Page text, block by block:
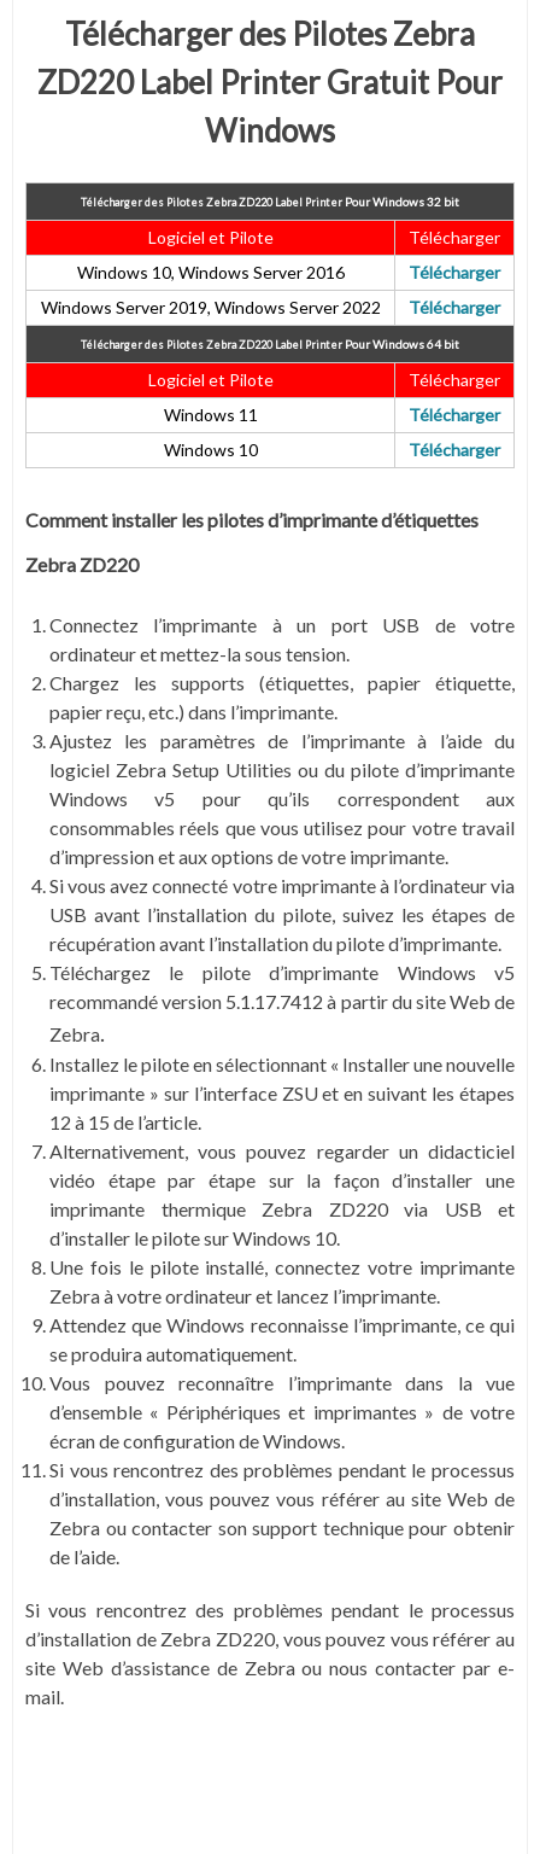
Télécharger des Pilotes Zebra
ZD220 Label Printer Gratuit Pour
Windows
Télécharger des Pilotes Zebra ZD220 Label Printer PourWindows 32 bit
Logiciel et Pilote
Télécharger
Windows 10, Windows Server 2016
Télécharger
Windows Server 2019, Windows Server 2022
Télécharger
Télécharger des Pilotes Zebra ZD220 Label Printer PourWindows 64 bit
Logiciel et Pilote
Télécharger
Windows 11
Télécharger
Windows 10
Télécharger
Comment installer les pilotes d’imprimante d’étiquettes
Zebra ZD220
Connectez l’imprimante à un port USB de votre
ordinateur et mettez-la sous tension.
Chargez les supports (étiquettes, papier étiquette,
papier reçu, etc.) dans l’imprimante.
Ajustez les paramètres de l’imprimante à l’aide du
logiciel Zebra Setup Utilities ou du pilote d’imprimante
Windows v5 pour qu’ils correspondent aux
consommables réels que vous utilisez pour votre travail
d’impression et aux options de votre imprimante.
Si vous avez connecté votre imprimante à l’ordinateur via
USB avant l’installation du pilote, suivez les étapes de
récupération avant l’installation du pilote d’imprimante.
Téléchargez le pilote d’imprimante Windows v5
recommandé version 5.1.17.7412 à partir du site Web de
Zebra.
Installez le pilote en sélectionnant « Installer une nouvelle
imprimante » sur l’interface ZSU et en suivant les étapes
12 à 15 de l’article.
Alternativement, vous pouvez regarder un didacticiel
vidéo étape par étape sur la façon d’installer une
imprimante thermique Zebra ZD220 via USB et
d’installer le pilote sur Windows 10.
Une fois le pilote installé, connectez votre imprimante
Zebra à votre ordinateur et lancez l’imprimante.
Attendez que Windows reconnaisse l’imprimante, ce qui
se produira automatiquement.
Vous pouvez reconnaître l’imprimante dans la vue
d’ensemble « Périphériques et imprimantes » de votre
écran de configuration de Windows.
Si vous rencontrez des problèmes pendant le processus
d’installation, vous pouvez vous référer au site Web de
Zebra ou contacter son support technique pour obtenir
de l’aide.
Si vous rencontrez des problèmes pendant le processus
d’installation de Zebra ZD220, vous pouvez vous référer au
site Web d’assistance de Zebra ou nous contacter par e-
mail.